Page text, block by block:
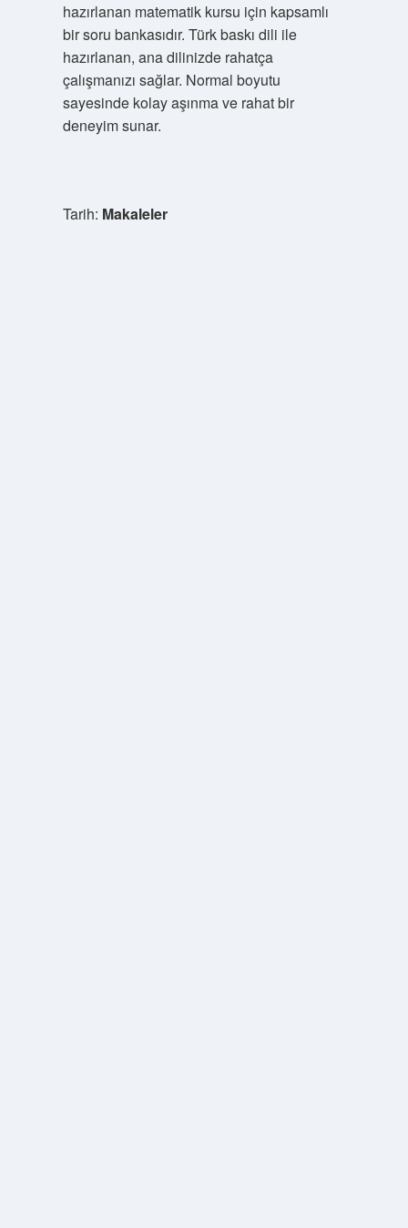
hazırlanan matematik kursu için kapsamlı
bir soru bankasıdır. Türk baskı dili ile
hazırlanan, ana dilinizde rahatça
çalışmanızı sağlar. Normal boyutu
sayesinde kolay aşınma ve rahat bir
deneyim sunar.
Tarih: Makaleler